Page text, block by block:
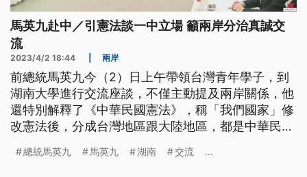
馬英九赴中／引憲法談一中立場 籲兩岸分治真誠交
流
2023/4/2 18:44 兩岸
前總統馬英九今（2）日上午帶領台灣青年學子，到
湖南大學進行交流座談，不僅主動提及兩岸關係，他
還特別解釋了《中華民國憲法》，稱「我們國家」修
改憲法後，分成台灣地區跟大陸地區，都是中華民
有各自的制度與政策，但是希望一起努力減少不必要
總統馬英九 馬英九 湖南 交流 ...